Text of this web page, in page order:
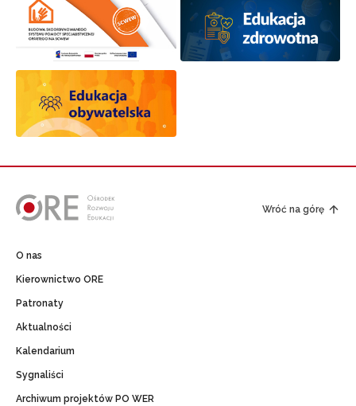
Wróć na górę
O nas
Kierownictwo ORE
Patronaty
Aktualności
Kalendarium
Sygnaliści
Archiwum projektów PO WER